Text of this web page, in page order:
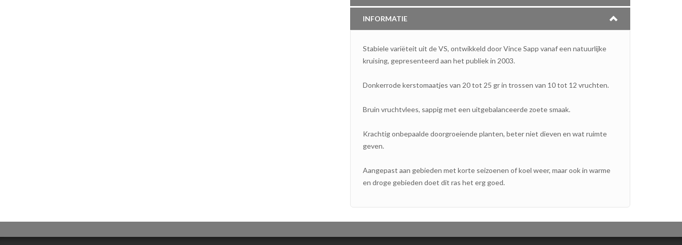
INFORMATIE
Stabiele variëteit uit de VS, ontwikkeld door Vince Sapp vanaf een natuurlijke
kruising, gepresenteerd aan het publiek in 2003.
Donkerrode kerstomaatjes van 20 tot 25 gr in trossen van 10 tot 12 vruchten.
Bruin vruchtvlees, sappig met een uitgebalanceerde zoete smaak.
Krachtig onbepaalde doorgroeiende planten, beter niet dieven en wat ruimte
geven.
Aangepast aan gebieden met korte seizoenen of koel weer, maar ook in warme
en droge gebieden doet dit ras het erg goed.